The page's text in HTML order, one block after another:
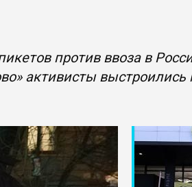
против ввоза в
активисты выстроились